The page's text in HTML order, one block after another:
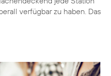
verfügbar zu haben. Das